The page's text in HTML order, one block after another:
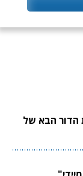
הדור הבא של